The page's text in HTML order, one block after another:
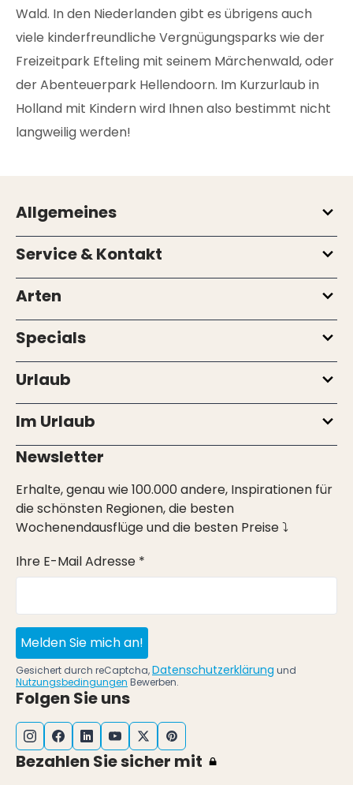
Wald. In den Niederlanden gibt es übrigens auch
viele kinderfreundliche Vergnügungsparks wie der
Freizeitpark Efteling mit seinem Märchenwald, oder
der Abenteuerpark Hellendoorn. Im Kurzurlaub in
Holland mit Kindern wird Ihnen also bestimmt nicht
langweilig werden!
Allgemeines
Service & Kontakt
Arten
Specials
Urlaub
Im Urlaub
Newsletter
Erhalte, genau wie 100.000 andere, Inspirationen für
die schönsten Regionen, die besten
Wochenendausflüge und die besten Preise ⤵
Ihre E-Mail Adresse *
Melden Sie mich an!
Gesichert durch reCaptcha,Datenschutzerklärung und
Nutzungsbedingungen Bewerben.
Folgen Sie uns
Bezahlen Sie sicher mit